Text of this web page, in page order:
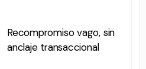
Recompromiso vago, sin
anclaje transaccional